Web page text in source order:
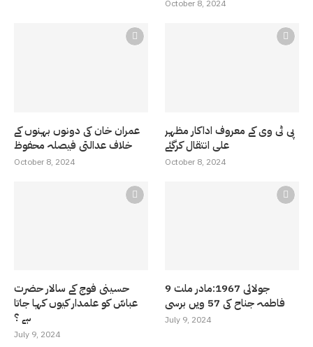
October 8, 2024
عمران خان کی دونوں بہنوں کے
خلاف عدالتی فیصلہ محفوظ
October 8, 2024
پی ٹی وی کے معروف اداکار مظہر
علی انتقال کرگئے
October 8, 2024
حسینی فوج کے سالار حضرت
عباسّ کو علمدار کیوں کہا جاتا
ہے ؟
July 9, 2024
9 جولائی 1967:مادر ملت
فاطمہ جناح کی 57 ویں برسی
July 9, 2024